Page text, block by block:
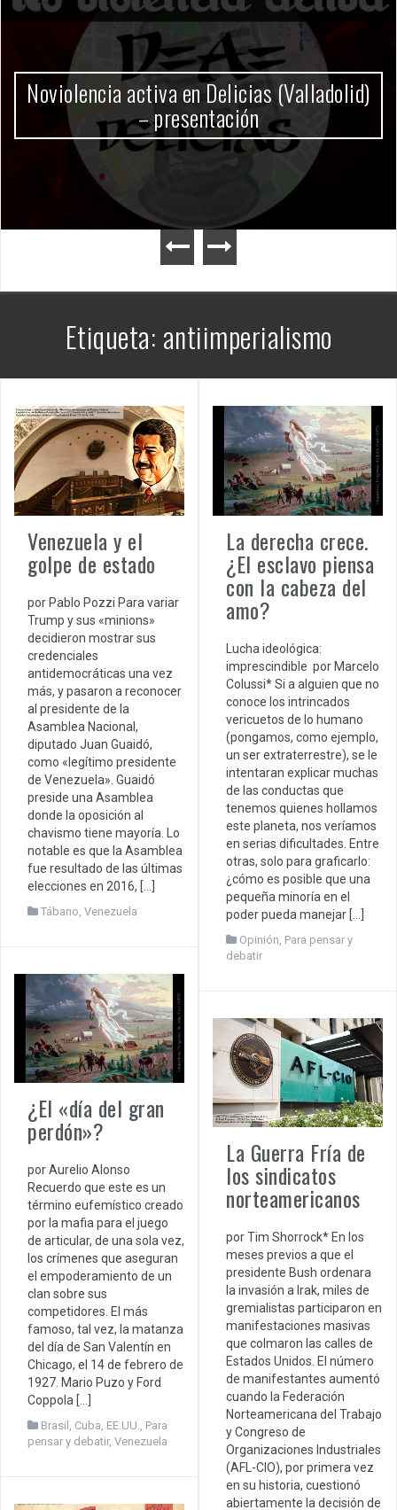
Gobierno Milei
Etiqueta: antiimperialismo
Venezuela y el
golpe de estado
por Pablo Pozzi Para variar
Trump y sus «minions»
decidieron mostrar sus
credenciales
antidemocráticas una vez
más, y pasaron a reconocer
al presidente de la
Asamblea Nacional,
diputado Juan Guaidó,
como «legítimo presidente
de Venezuela». Guaidó
preside una Asamblea
donde la oposición al
chavismo tiene mayoría. Lo
notable es que la Asamblea
fue resultado de las últimas
elecciones en 2016, […]
Tábano Venezuela
La derecha crece.
¿El esclavo piensa
con la cabeza del
amo?
Lucha ideológica:
imprescindible por Marcelo
Colussi* Si a alguien que no
conoce los intrincados
vericuetos de lo humano
(pongamos, como ejemplo,
un ser extraterrestre), se le
intentaran explicar muchas
de las conductas que
tenemos quienes hollamos
este planeta, nos veríamos
en serias dificultades. Entre
otras, solo para graficarlo:
¿cómo es posible que una
pequeña minoría en el
poder pueda manejar […]
Opinión Para pensar y
debatir
¿El «día del gran
perdón»?
por Aurelio Alonso
Recuerdo que este es un
término eufemístico creado
por la mafia para el juego
de articular, de una sola vez,
los crímenes que aseguran
el empoderamiento de un
clan sobre sus
competidores. El más
famoso, tal vez, la matanza
del día de San Valentín en
Chicago, el 14 de febrero de
1927. Mario Puzo y Ford
Coppola […]
Brasil Cuba EE.UU.
Para
pensar y debatir, Venezuela
La Guerra Fría de
los sindicatos
norteamericanos
por Tim Shorrock* En los
meses previos a que el
presidente Bush ordenara
la invasión a Irak, miles de
gremialistas participaron en
manifestaciones masivas
que colmaron las calles de
Estados Unidos. El número
de manifestantes aumentó
cuando la Federación
Norteamericana del Trabajo
y Congreso de
Organizaciones Industriales
(AFL-CIO), por primera vez
en su historia, cuestionó
abiertamente la decisión de